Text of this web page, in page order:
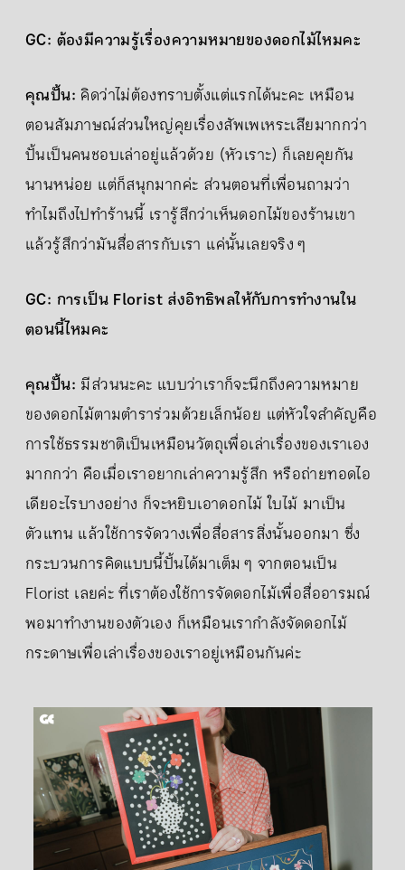
GC: ต้องมีความรู้เรื่องความหมายของดอกไม้ไหมคะ
คุณปั้น: คิดว่าไม่ต้องทราบตั้งแต่แรกได้นะคะ เหมือน
ตอนสัมภาษณ์ส่วนใหญ่คุยเรื่องสัพเพเหระเสียมากกว่า
ปั้นเป็นคนชอบเล่าอยู่แล้วด้วย (หัวเราะ) ก็เลยคุยกัน
นานหน่อย แต่ก็สนุกมากค่ะ ส่วนตอนที่เพื่อนถามว่า
ทำไมถึงไปทำร้านนี้ เรารู้สึกว่าเห็นดอกไม้ของร้านเขา
แล้วรู้สึกว่ามันสื่อสารกับเรา แค่นั้นเลยจริง ๆ
GC: การเป็น Florist ส่งอิทธิพลให้กับการทำงานใน
ตอนนี้ไหมคะ
คุณปั้น: มีส่วนนะคะ แบบว่าเราก็จะนึกถึงความหมาย
ของดอกไม้ตามตำราร่วมด้วยเล็กน้อย แต่หัวใจสำคัญคือ
การใช้ธรรมชาติเป็นเหมือนวัตถุเพื่อเล่าเรื่องของเราเอง
มากกว่า คือเมื่อเราอยากเล่าความรู้สึก หรือถ่ายทอดไอ
เดียอะไรบางอย่าง ก็จะหยิบเอาดอกไม้ ใบไม้ มาเป็น
ตัวแทน แล้วใช้การจัดวางเพื่อสื่อสารสิ่งนั้นออกมา ซึ่ง
กระบวนการคิดแบบนี้ปั้นได้มาเต็ม ๆ จากตอนเป็น
Florist เลยค่ะ ที่เราต้องใช้การจัดดอกไม้เพื่อสื่ออารมณ์
พอมาทำงานของตัวเอง ก็เหมือนเรากำลังจัดดอกไม้
กระดาษเพื่อเล่าเรื่องของเราอยู่เหมือนกันค่ะ